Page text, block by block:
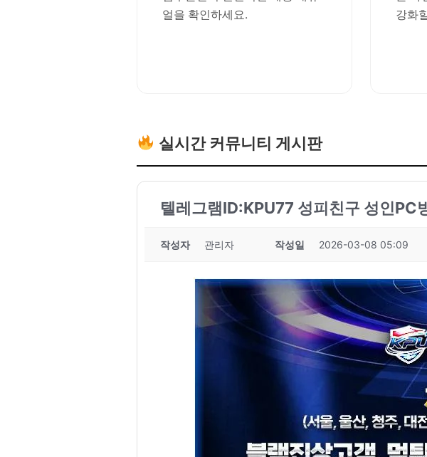
얼을 확인하세요.
강화
실시간 커뮤니티 게시판
텔레그램ID:KPU77 성피친구 성인PC
작성자 관리자 작성일 2026-03-08 05:09